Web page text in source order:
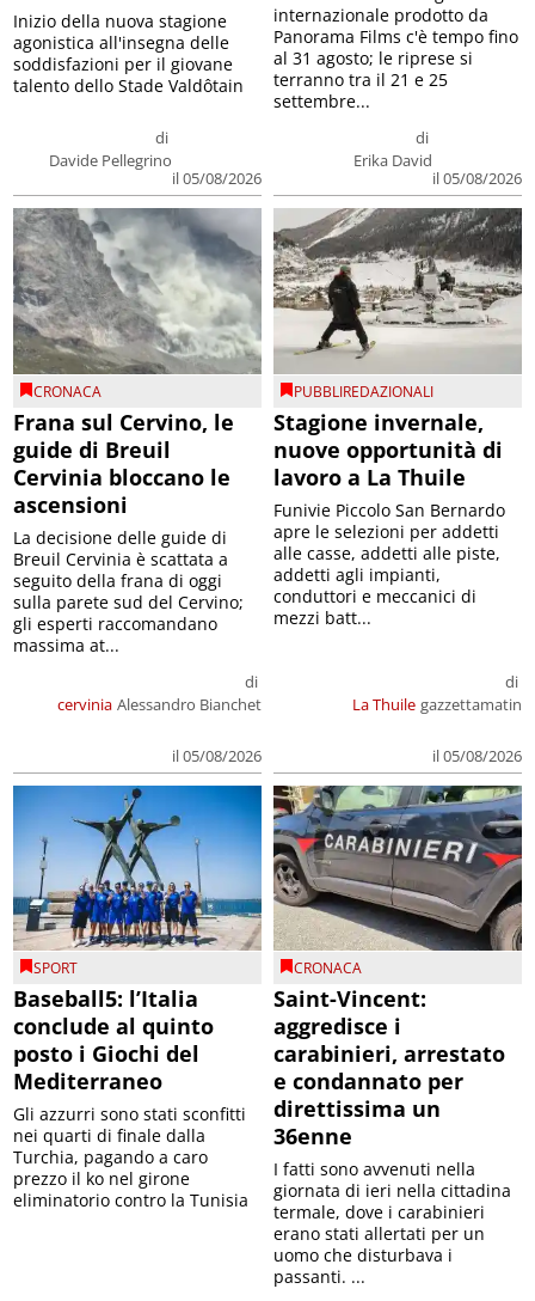
di
Davide Pellegrino
il 05/08/2026
Inizio della nuova stagione
agonistica all'insegna delle
soddisfazioni per il giovane
talento dello Stade Valdôtain
di
Erika David
il 05/08/2026
internazionale prodotto da
Panorama Films c'è tempo fino
al 31 agosto; le riprese si
terranno tra il 21 e 25
settembre...
CRONACA
Frana sul Cervino, le
guide di Breuil
Cervinia bloccano le
ascensioni
cervinia
di
Alessandro Bianchet
il 05/08/2026
La decisione delle guide di
Breuil Cervinia è scattata a
seguito della frana di oggi
sulla parete sud del Cervino;
gli esperti raccomandano
massima at...
PUBBLIREDAZIONALI
Stagione invernale,
nuove opportunità di
lavoro a La Thuile
La Thuile
di
gazzettamatin
il 05/08/2026
Funivie Piccolo San Bernardo
apre le selezioni per addetti
alle casse, addetti alle piste,
addetti agli impianti,
conduttori e meccanici di
mezzi batt...
SPORT
Baseball5: l’Italia
conclude al quinto
posto i Giochi del
Mediterraneo
Gli azzurri sono stati sconfitti
nei quarti di finale dalla
Turchia, pagando a caro
prezzo il ko nel girone
eliminatorio contro la Tunisia
CRONACA
Saint-Vincent:
aggredisce i
carabinieri, arrestato
e condannato per
direttissima un
36enne
I fatti sono avvenuti nella
giornata di ieri nella cittadina
termale, dove i carabinieri
erano stati allertati per un
uomo che disturbava i
passanti. ...